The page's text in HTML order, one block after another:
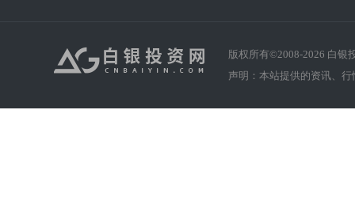
版权所有©2008-2026 白银
声明：本站提供的资讯、